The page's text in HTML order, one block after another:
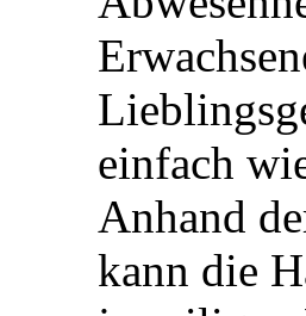
einfach
Anhand
kann die